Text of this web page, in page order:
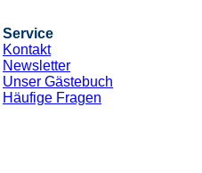
Service
Kontakt
Newsletter
Unser Gästebuch
Häufige Fragen